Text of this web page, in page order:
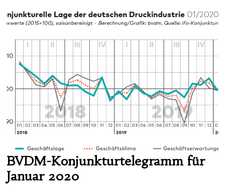
BVDM-Konjunkturtelegramm für
Januar 2020